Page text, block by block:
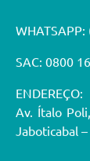
WHATSAPP:
SAC: 0800
ENDEREÇO:
Av. Ítalo
Jaboticabal –